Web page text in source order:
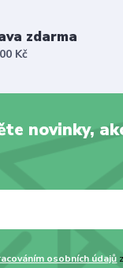
zdarma
Kč
novinky,
osobních údajů